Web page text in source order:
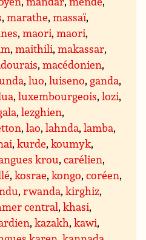
,marathe,massaï,
,maori,maori,
,maithili,makassar,
,macédonien,
,luo,luiseno, ganda,
,luxembourgeois,lozi,
,lezghien,
,lao,lahnda,lamba,
,kurde,koumyk,
krou,carélien,
,kosrae,kongo,coréen,
,rwanda,kirghiz,
central,khasi,
,kazakh,kawi,